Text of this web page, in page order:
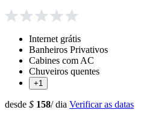
Internet grátis
Banheiros Privativos
Cabines com AC
Chuveiros quentes
+1
desde $ 158/ dia Verificar as datas